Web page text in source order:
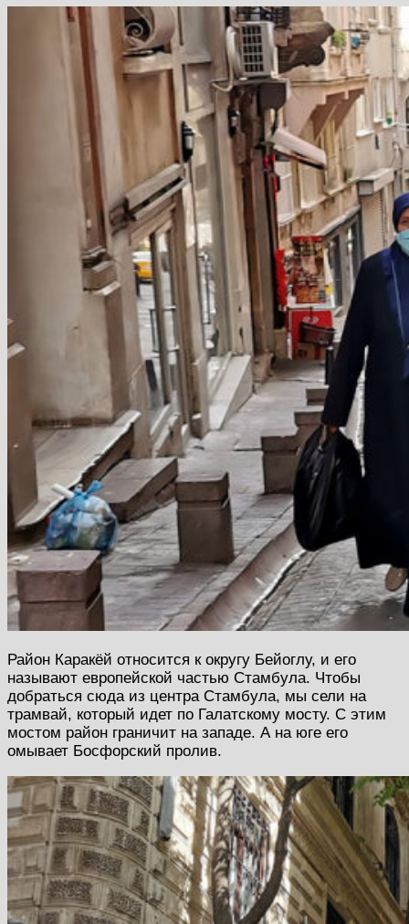
Район Каракёй относится к округу Бейоглу, и его
называют европейской частью Стамбула. Чтобы
добраться сюда из центра Стамбула, мы сели на
трамвай, который идет по Галатскому мосту. С этим
мостом район граничит на западе. А на юге его
омывает Босфорский пролив.